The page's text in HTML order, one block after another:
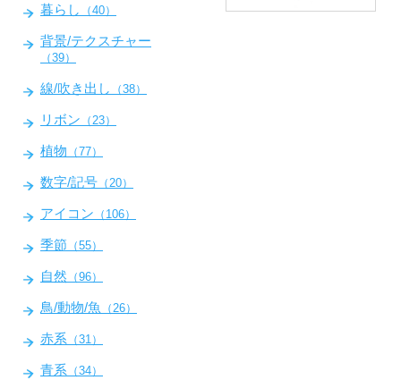
暮らし （40）
背景/テクスチャー
（39）
線/吹き出し （38）
リボン （23）
植物 （77）
数字/記号 （20）
アイコン （106）
季節 （55）
自然 （96）
鳥/動物/魚 （26）
赤系 （31）
青系 （34）